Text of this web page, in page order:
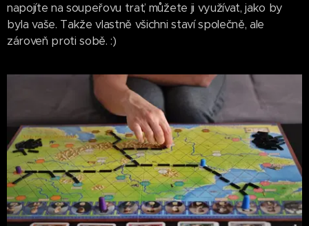
napojíte na soupeřovu trať, můžete ji využívat, jako by
byla vaše. Takže vlastně všichni staví společně, ale
zároveň proti sobě. :)